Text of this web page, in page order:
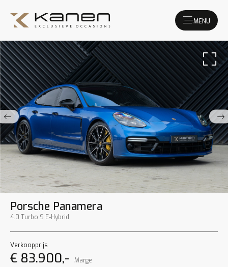
MENU
Porsche Panamera
4.0 Turbo S E-Hybrid
Verkoopprijs
€ 83.900,- Marge